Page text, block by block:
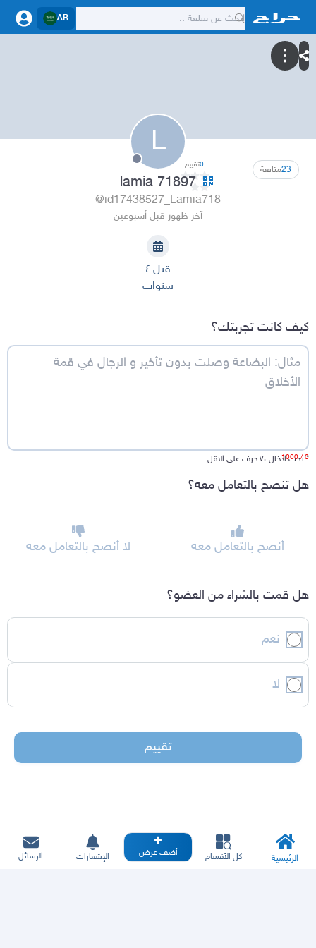
AR
L
23متابعة 0تقييم
lamia 71897
@id17438527_Lamia718
آخر ظهور قبل أسبوعين
قبل ٤
سنوات
كيف كانت تجربتك؟
*يجب ادخال ٧٠ حرف على الاقل0
/ 1000
هل تنصح بالتعامل معه؟
أنصح بالتعامل معه لا أنصح بالتعامل معه
هل قمت بالشراء من العضو؟
نعم
لا
تقييم
الرئيسية كل الأقسام أضف عرض الإشعارات الرسائل